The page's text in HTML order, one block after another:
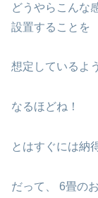
どうやらこんな
設置することを
想定しているよ
なるほどね！
とはすぐには納
だって、 6畳の